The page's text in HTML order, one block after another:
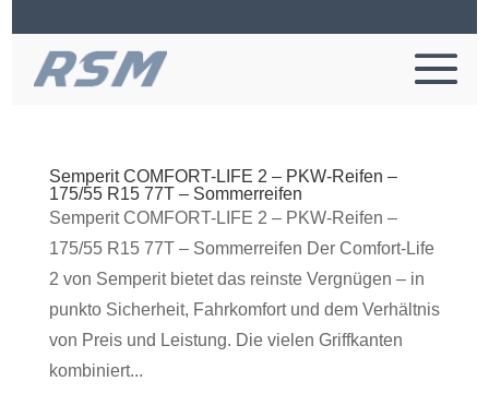
Semperit COMFORT-LIFE 2 – PKW-Reifen –
175/55 R15 77T – Sommerreifen
Semperit COMFORT-LIFE 2 – PKW-Reifen –
175/55 R15 77T – Sommerreifen Der Comfort-Life
2 von Semperit bietet das reinste Vergnügen – in
punkto Sicherheit, Fahrkomfort und dem Verhältnis
von Preis und Leistung. Die vielen Griffkanten
kombiniert...